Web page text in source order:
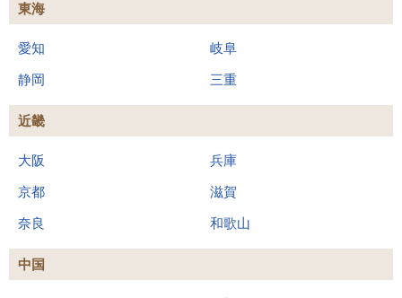
東海
愛知 岐阜
静岡 三重
近畿
大阪 兵庫
京都 滋賀
奈良 和歌山
中国